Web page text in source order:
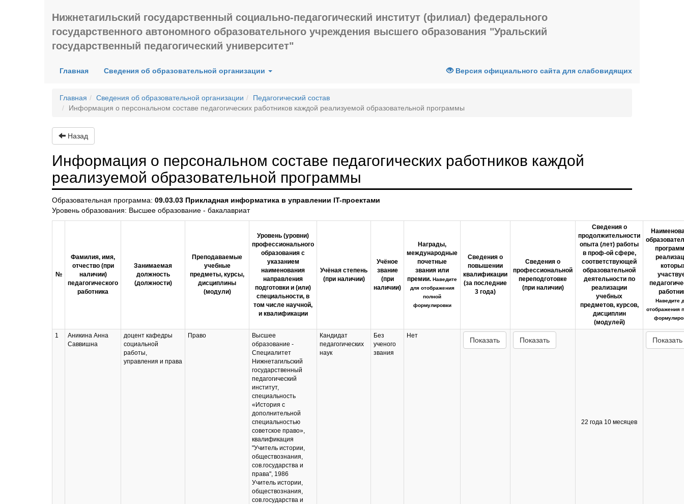
Нижнетагильский государственный социально-педагогический институт (филиал) федерального
государственного автономного образовательного учреждения высшего образования "Уральский
государственный педагогический университет"
Главная(current)Сведения об образовательной организации Версия официального сайта для слабовидящих
Главная Сведения об образовательной организации
Педагогический состав
Информация о персональном составе педагогических работников каждой реализуемой образовательной программы
Назад
Информация о персональном составе педагогических работников каждой
реализуемой образовательной программы
Образовательная программа: 09.03.03 Прикладная информатика в управлении IT-проектами
Уровень образования: Высшее образование - бакалавриат
№
Фамилия, имя,
отчество (при
наличии)
педагогического
работника
Занимаемая
должность
(должности)
Преподаваемые
учебные
предметы, курсы,
дисциплины
(модули)
Уровень (уровни)
профессионального
образования с
указанием
наименования
направления
подготовки и (или)
специальности, в
том числе научной,
и квалификации
Учёная степень
(при наличии)
Учёное
звание
(при
наличии)
Награды,
международные
почетные
звания или
премии. Наведите
для отображения
полной
формулировки
Сведения о
повышении
квалификации
(за последние
3 года)
Сведения о
профессиональной
переподготовке
(при наличии)
Сведения о
продолжительности
опыта (лет) работы
в проф-ой сфере,
соответствующей
образовательной
деятельности по
реализации
учебных
предметов, курсов,
дисциплин
(модулей)
Наведите
отображения
1
Аникина Анна
Саввишна
доцент кафедры
социальной
работы,
управления и права
Право
Высшее
образование -
Специалитет
Нижнетагильский
государственный
педагогический
институт,
специальность
«История с
дополнительной
специальностью
советское право»,
квалификация
"Учитель истории,
обществознания,
сов.государства и
права", 1986
Учитель истории,
обществознания,
сов.государства и
Кандидат
педагогических
наук
Без
ученого
звания
Нет
Показать Показать
22 года 10 месяцев
Показать